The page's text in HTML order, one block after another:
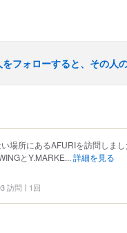
フォローすると、その人
場所にあるAFURIを訪問しま
とY.MARKE... 詳細を見る
訪問 1回